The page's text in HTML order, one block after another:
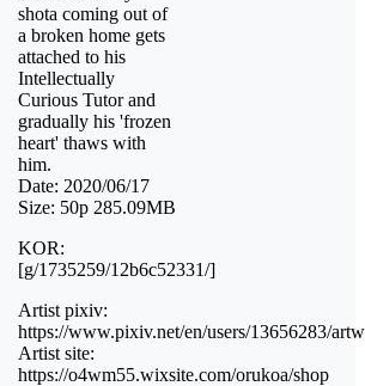
shota coming out of
a broken home gets
attached to his
Intellectually
Curious Tutor and
gradually his 'frozen
heart' thaws with
him.
Date: 2020/06/17
Size: 50p 285.09MB
KOR:
[g/1735259/12b6c52331/]
Artist pixiv:
https://www.pixiv.net/en/users/13656283/
Artist site:
https://o4wm55.wixsite.com/orukoa/shop